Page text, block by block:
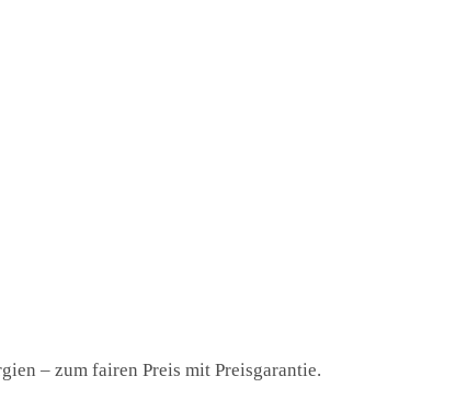
– zum fairen Preis mit Preisgarantie.